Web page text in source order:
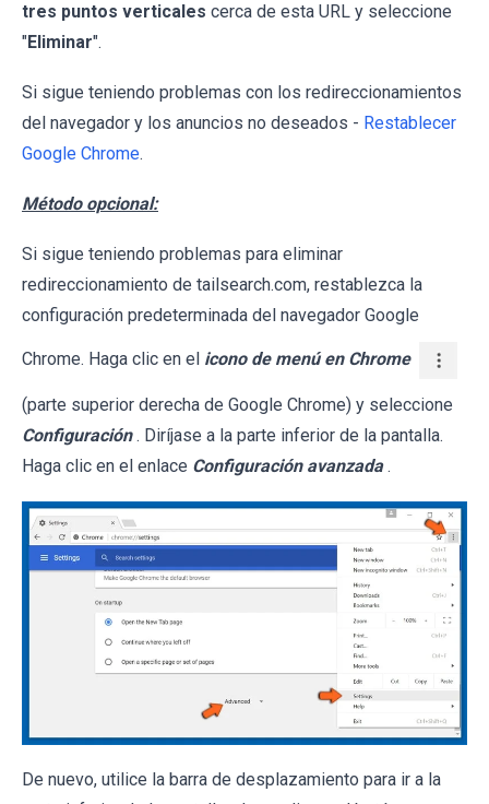
tres puntos verticales cerca de esta URL y seleccione
"Eliminar".
Si sigue teniendo problemas con los redireccionamientos
del navegador y los anuncios no deseados - Restablecer
Google Chrome.
Método opcional:
Si sigue teniendo problemas para eliminar
redireccionamiento de tailsearch.com, restablezca la
configuración predeterminada del navegador Google
Chrome. Haga clic en el icono de menú en Chrome
(parte superior derecha de Google Chrome) y seleccione
Configuración . Diríjase a la parte inferior de la pantalla.
Haga clic en el enlace Configuración avanzada .
De nuevo, utilice la barra de desplazamiento para ir a la